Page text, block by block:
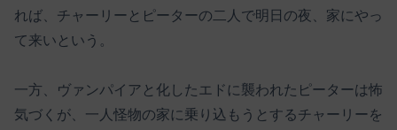
れば、チャーリーとピーターの二人で明日の夜、家にやっ
て来いという。
一方、ヴァンパイアと化したエドに襲われたピーターは怖
気づくが、一人怪物の家に乗り込もうとするチャーリーを